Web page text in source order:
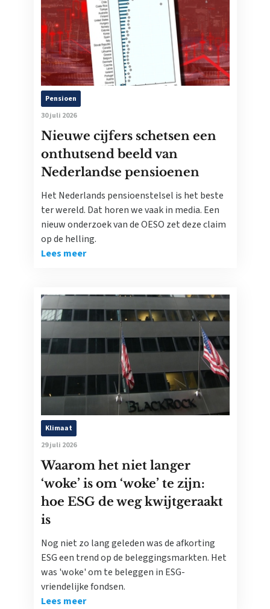
Pensioen
30 juli 2026
Nieuwe cijfers schetsen een
onthutsend beeld van
Nederlandse pensioenen
Het Nederlands pensioenstelsel is het beste
ter wereld. Dat horen we vaak in media. Een
nieuw onderzoek van de OESO zet deze claim
op de helling.
Lees meer
Klimaat
29 juli 2026
Waarom het niet langer
‘woke’ is om ‘woke’ te zijn:
hoe ESG de weg kwijtgeraakt
is
Nog niet zo lang geleden was de afkorting
ESG een trend op de beleggingsmarkten. Het
was 'woke' om te beleggen in ESG-
vriendelijke fondsen.
Lees meer